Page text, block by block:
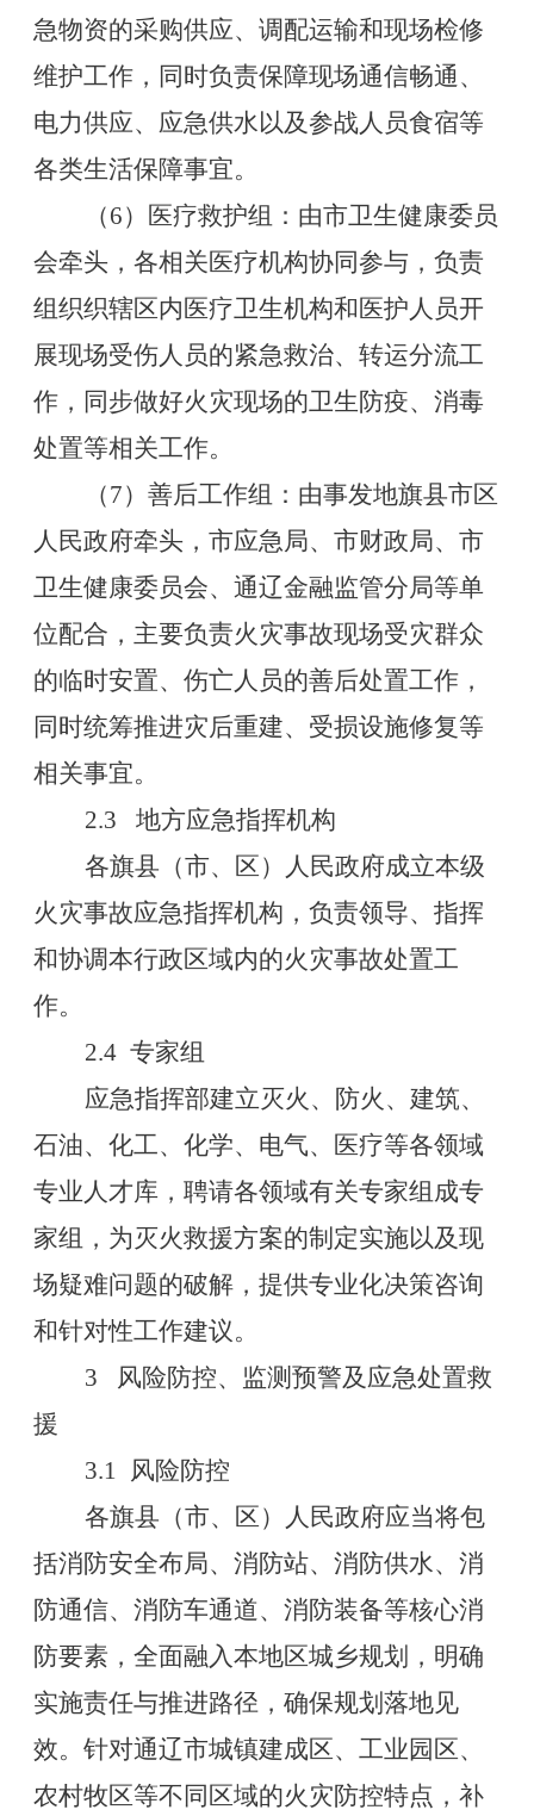
急物资的采购供应、调配运输和现场检修
维护工作，同时负责保障现场通信畅通、
电力供应、应急供水以及参战人员食宿等
各类生活保障事宜。
（6）医疗救护组：由市卫生健康委员
会牵头，各相关医疗机构协同参与，负责
组织织辖区内医疗卫生机构和医护人员开
展现场受伤人员的紧急救治、转运分流工
作，同步做好火灾现场的卫生防疫、消毒
处置等相关工作。
（7）善后工作组：由事发地旗县市区
人民政府牵头，市应急局、市财政局、市
卫生健康委员会、通辽金融监管分局等单
位配合， 主要负责火灾事故现场受灾群众
的临时安置、伤亡人员的善后处置工作，
同时统筹推进灾后重建、受损设施修复等
相关事宜。
2.3
地方应急指挥机构
各旗县（市、区）人民政府成立本级
火灾事故应急指挥机构，负责领导、指挥
和协调本行政区域内的火灾事故处置工
作。
2.4 专家组
应急指挥部建立灭火、防火、建筑、
石油、化工、化学、电气、医疗等各领域
专业人才库，聘请各领域有关专家组成专
家组，为灭火救援方案的制定实施以及现
场疑难问题的破解，提供专业化决策咨询
和针对性工作建议。
3
风险防控、监测预警及应急处置救
援
3.1 风险防控
各旗县（市、区）人民政府应当将包
括消防安全布局、消防站、消防供水、消
防通信、消防车通道、消防装备等核心消
防要素，全面融入本地区城乡规划，明确
实施责任与推进路径，确保规划落地见
效。针对通辽市城镇建成区、工业园区、
农村牧区等不同区域的火灾防控特点，补